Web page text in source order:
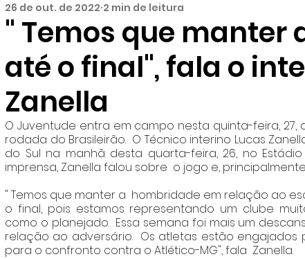
" Temos que manter
até o final", fala o
Zanella
26 de out. de 2022 2 min de leitura
O Juventude entra em campo nesta quinta-feira, 27,
rodada do Brasileirão.  O Técnico interino Lucas
do Sul na manhã desta quarta-feira, 26, no
imprensa, Zanella falou sobre  o jogo e,
" Temos que manter a  hombridade em relação ao
o final, pois estamos representando um clube
como o planejado.  Essa semana foi mais um
relação ao adversário.  Os atletas estão
para o confronto contra o Atlético-MG", fala  Zanella.